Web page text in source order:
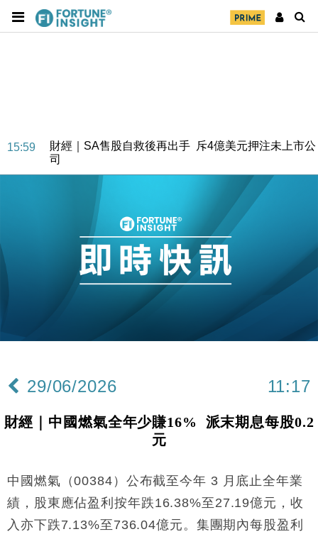
15:59
財經｜SA售股自救後再出手 斥4億美元押注未上市公
司
財經｜精星香港夥菜鳥拓全球智慧倉儲市場 加快海外
地產｜大酒店中期轉賺2300萬元 斥21億翻新香港及
國際｜特朗普赴洛杉磯高球場活動前 男子攜槍彈被捕
12:30
財經｜香港7月PMI回落至51 企業擴張放慢兼縮減人
財經｜黑石傳再籌逾360億美元 支援Anthropic租用
18:15
本地｜新世界K11 9月升級會員制度 增鉑金卡級別鎖
17:40
財經｜本港6月零售額連升14個月 珠寶鐘錶銷售升勢
50%
15:59
財經｜SA售股自救後再出手 斥4億美元押注未上市公
29/06/2026 11:17
財經｜中國燃氣全年少賺16% 派末期息每股0.2
元
中國燃氣（00384）公布截至今年 3 月底止全年業
績，股東應佔盈利按年跌16.38%至27.19億元，收
入亦下跌7.13%至736.04億元。集團期內每股盈利